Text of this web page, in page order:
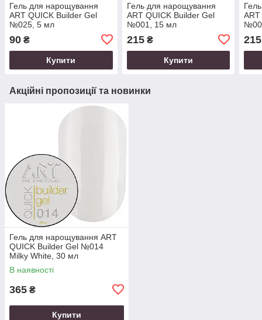
Гель для нарощування
ART QUICK Builder Gel
№025, 5 мл
90 ₴
Купити
Гель для нарощування
ART QUICK Builder Gel
№001, 15 мл
215₴
Купити
215
Акційні пропозиції та новинки
Гель для нарощування ART
QUICK Builder Gel №014
Milky White, 30 мл
В наявності
365 ₴
Купити